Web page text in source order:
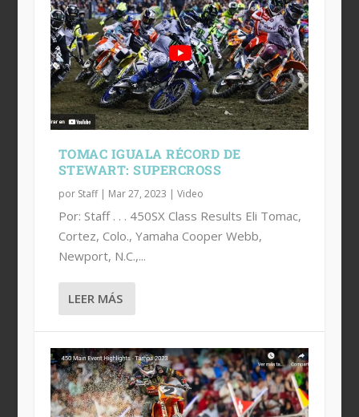
TOMAC IGUALA RÉCORD DE
STEWART: SUPERCROSS
por Staff| Mar 27, 2023 | Video
Por: Staff . . . 450SX Class Results Eli Tomac,
Cortez, Colo., Yamaha Cooper Webb,
Newport, N.C.,...
LEER MÁS